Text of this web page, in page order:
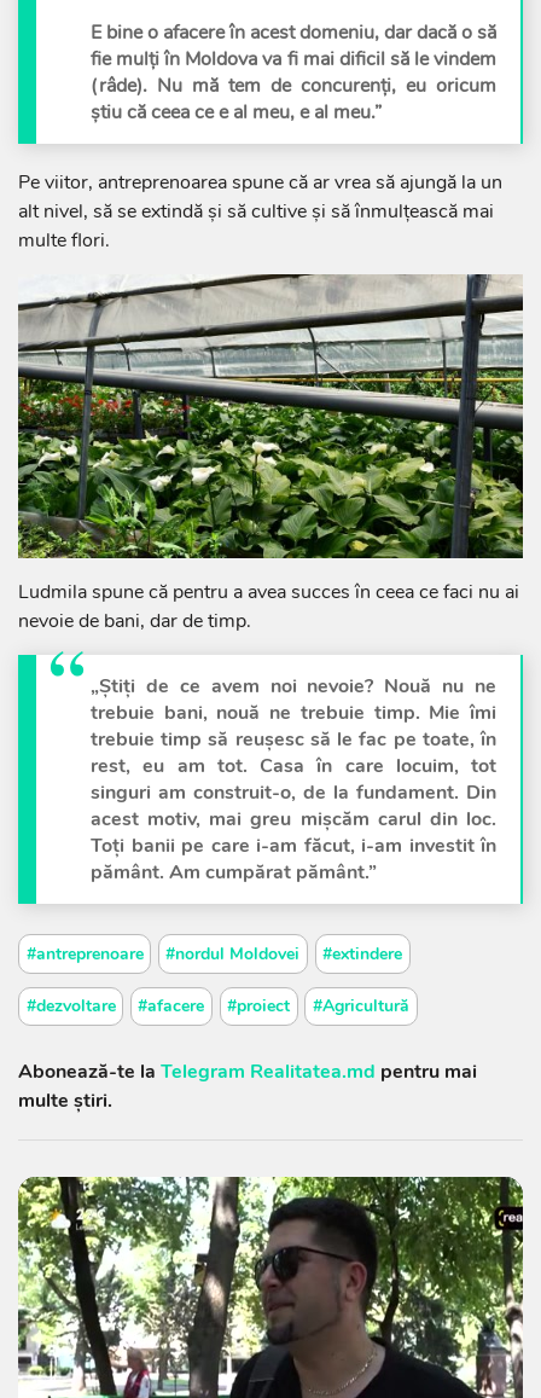
E bine o afacere în acest domeniu, dar dacă o să
fie mulți în Moldova va fi mai dificil să le vindem
(râde). Nu mă tem de concurenți, eu oricum
știu că ceea ce e al meu, e al meu.”
Pe viitor, antreprenoarea spune că ar vrea să ajungă la un
alt nivel, să se extindă și să cultive și să înmulțească mai
multe flori.
Ludmila spune că pentru a avea succes în ceea ce faci nu ai
nevoie de bani, dar de timp.
„Știți de ce avem noi nevoie? Nouă nu ne
trebuie bani, nouă ne trebuie timp. Mie îmi
trebuie timp să reușesc să le fac pe toate, în
rest, eu am tot. Casa în care locuim, tot
singuri am construit-o, de la fundament. Din
acest motiv, mai greu mișcăm carul din loc.
Toți banii pe care i-am făcut, i-am investit în
pământ. Am cumpărat pământ.”
#antreprenoare #nordul Moldovei #extindere
#dezvoltare #afacere #proiect #Agricultură
Abonează-te la Telegram Realitatea.md pentru mai
multe știri.